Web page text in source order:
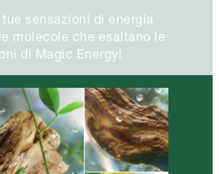
sensazioni di energia
molecole che esaltano le
di Magic Energy!